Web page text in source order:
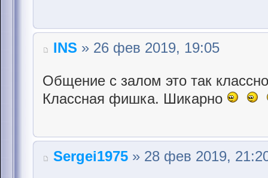
INS » 26 фев 2019, 19:05
Общение с залом это так
Классная фишка. Шикарно
Sergei1975 » 28 фев 2019,